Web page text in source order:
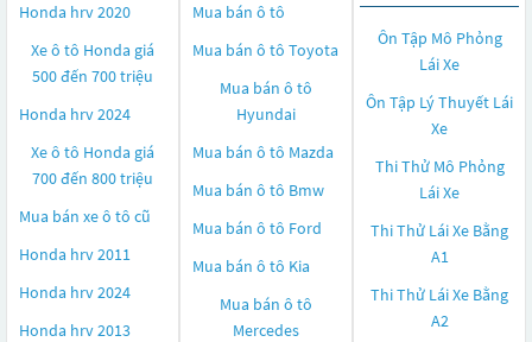
Honda hrv 2020
Xe ô tô Honda giá
500 đến 700 triệu
Honda hrv 2024
Xe ô tô Honda giá
700 đến 800 triệu
Mua bán xe ô tô cũ
Honda hrv 2011
Honda hrv 2024
Honda hrv 2013
Mua bán ô tô
Mua bán ô tô Toyota
Mua bán ô tô
Hyundai
Mua bán ô tô Mazda
Mua bán ô tô Bmw
Mua bán ô tô Ford
Mua bán ô tô Kia
Mua bán ô tô
Mercedes
Ôn Tập Mô Phỏng
Lái Xe
Ôn Tập Lý Thuyết Lái
Xe
Thi Thử Mô Phỏng
Lái Xe
Thi Thử Lái Xe Bằng
A1
Thi Thử Lái Xe Bằng
A2